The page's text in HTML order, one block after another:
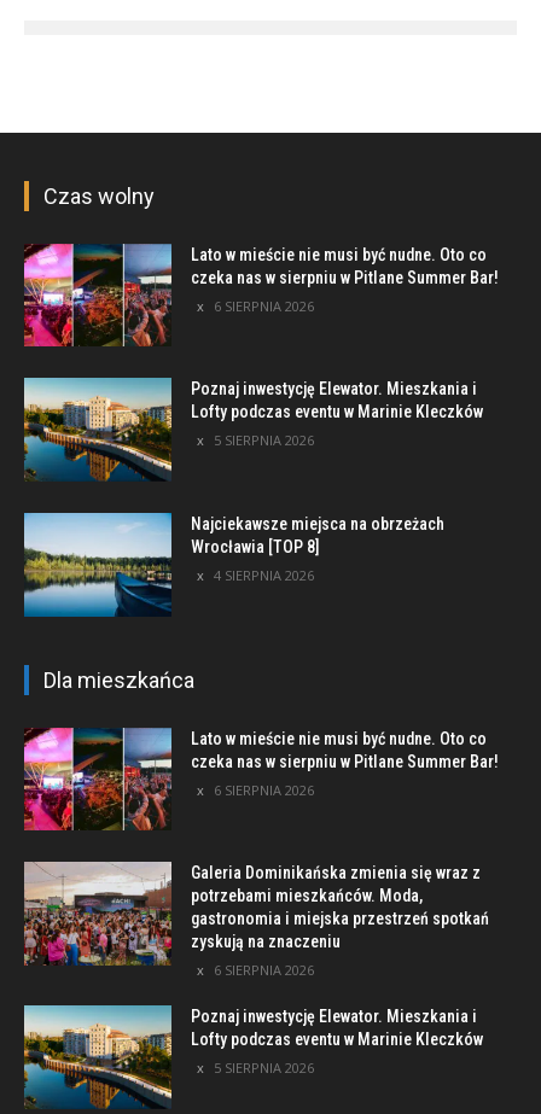
Czas wolny
Lato w mieście nie musi być nudne. Oto co
czeka nas w sierpniu w Pitlane Summer Bar!
6 SIERPNIA 2026
Poznaj inwestycję Elewator. Mieszkania i
Lofty podczas eventu w Marinie Kleczków
5 SIERPNIA 2026
Najciekawsze miejsca na obrzeżach
Wrocławia [TOP 8]
4 SIERPNIA 2026
Dla mieszkańca
Lato w mieście nie musi być nudne. Oto co
czeka nas w sierpniu w Pitlane Summer Bar!
6 SIERPNIA 2026
Galeria Dominikańska zmienia się wraz z
potrzebami mieszkańców. Moda,
gastronomia i miejska przestrzeń spotkań
zyskują na znaczeniu
6 SIERPNIA 2026
Poznaj inwestycję Elewator. Mieszkania i
Lofty podczas eventu w Marinie Kleczków
5 SIERPNIA 2026